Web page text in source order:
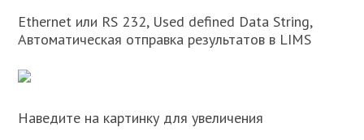
Ethernet или RS 232, Used defined Data String,
Автоматическая отправка результатов в LIMS
Наведите на картинку для увеличения